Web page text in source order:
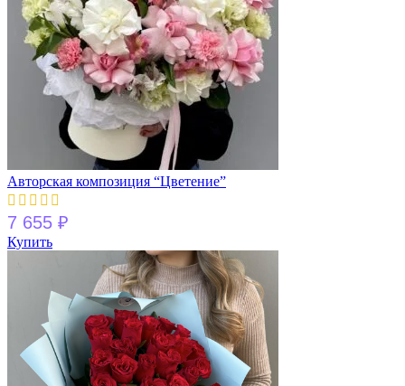
Авторская композиция “Цветение”
7 655 ₽
Купить